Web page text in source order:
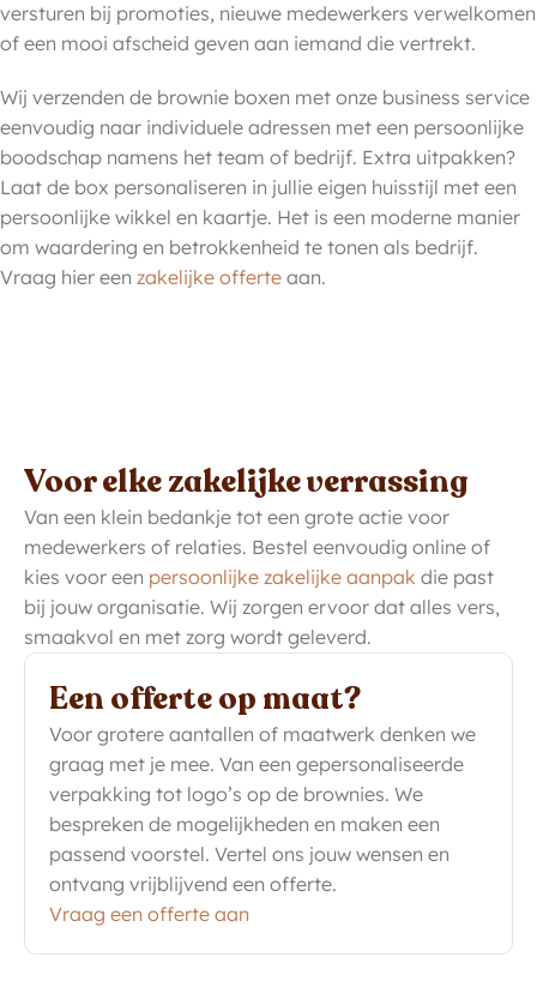
versturen bij promoties, nieuwe medewerkers verwelkomen
of een mooi afscheid geven aan iemand die vertrekt.
Wij verzenden de brownie boxen met onze business service
eenvoudig naar individuele adressen met een persoonlijke
boodschap namens het team of bedrijf. Extra uitpakken?
Laat de box personaliseren in jullie eigen huisstijl met een
persoonlijke wikkel en kaartje. Het is een moderne manier
om waardering en betrokkenheid te tonen als bedrijf.
Vraag hier een zakelijke offerte aan.
Voor elke zakelijke verrassing
Van een klein bedankje tot een grote actie voor
medewerkers of relaties. Bestel eenvoudig online of
kies voor een persoonlijke zakelijke aanpak die past
bij jouw organisatie. Wij zorgen ervoor dat alles vers,
smaakvol en met zorg wordt geleverd.
Een offerte op maat?
Voor grotere aantallen of maatwerk denken we
graag met je mee. Van een gepersonaliseerde
verpakking tot logo’s op de brownies. We
bespreken de mogelijkheden en maken een
passend voorstel. Vertel ons jouw wensen en
ontvang vrijblijvend een offerte.
Vraag een offerte aan